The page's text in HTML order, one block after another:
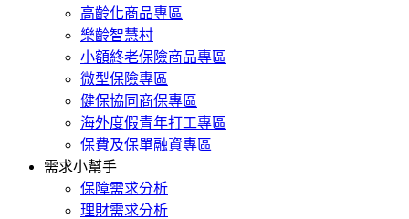
高齡化商品專區
樂齡智慧村
小額終老保險商品專區
微型保險專區
健保協同商保專區
海外度假青年打工專區
保費及保單融資專區
需求小幫手
保障需求分析
理財需求分析